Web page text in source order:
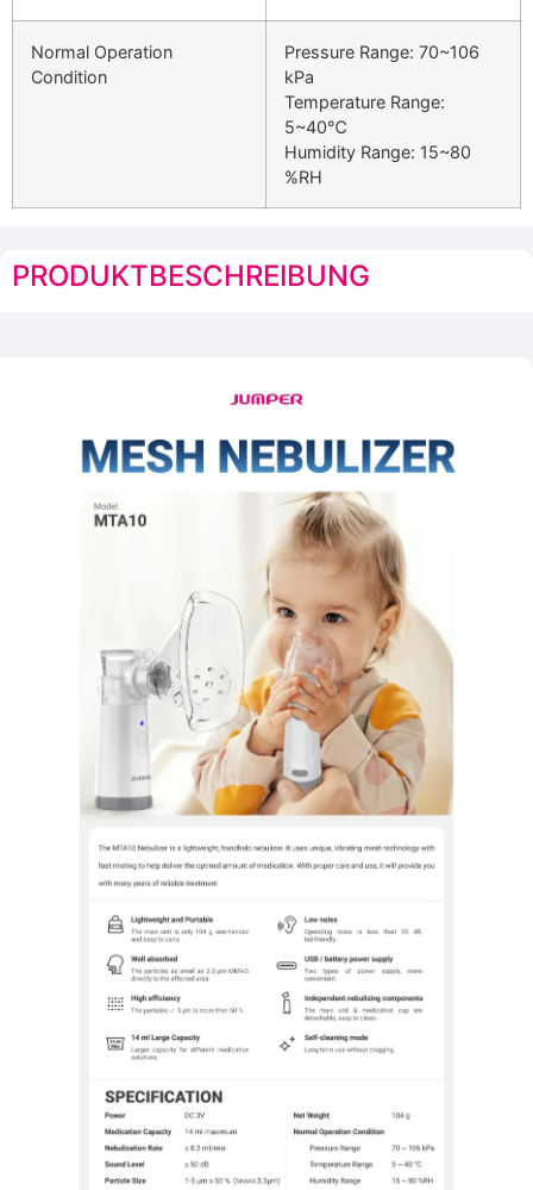
Normal Operation
Condition
Pressure Range: 70~106
kPa
Temperature Range:
5~40℃
Humidity Range: 15~80
%RH
PRODUKTBESCHREIBUNG